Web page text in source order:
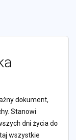
dokument,
Stanowi
dni życia do
wszystkie